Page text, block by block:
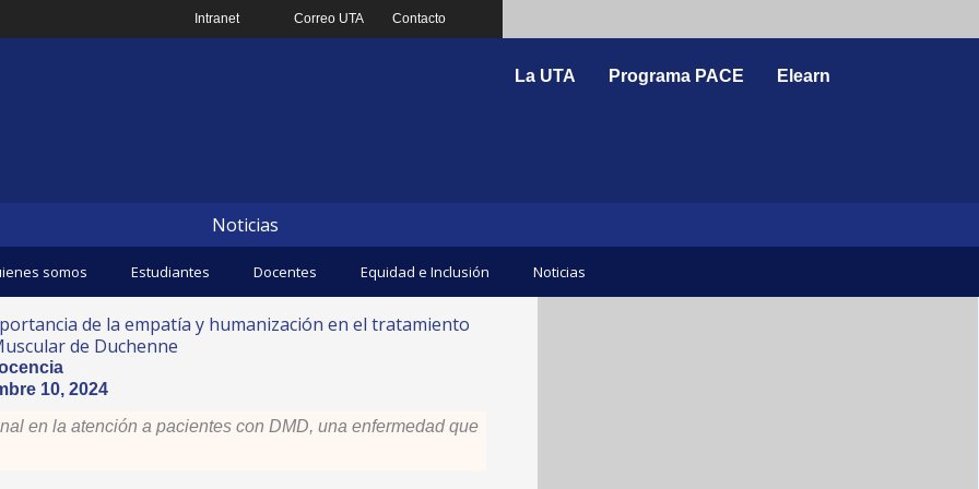
Intranet Correo UTA Contacto
La UTA Programa PACE Elearn
Noticias
somos Estudiantes Docentes Equidad e Inclusión Noticias
de la empatía y humanización en el tratamiento
de Duchenne
10, 2024
en la atención a pacientes con DMD, una enfermedad que